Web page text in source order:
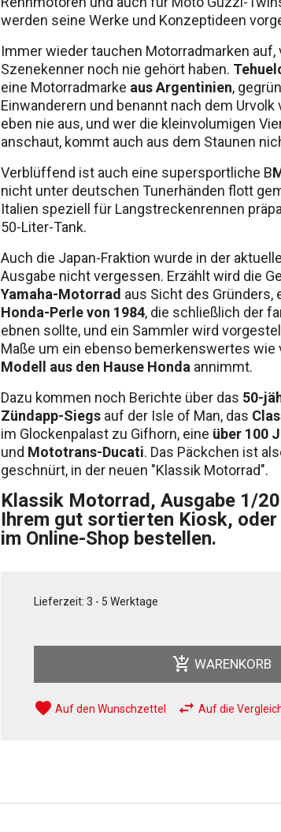
werden seine Werke und Konzeptideen
Immer wieder tauchen Motorradmarken
Szenekenner noch nie gehört haben.
eine Motorradmarke aus Argentinien,
Einwanderern und benannt nach dem Urvolk
eben nie aus, und wer die kleinvolumigen
anschaut, kommt auch aus dem Staunen
Verblüffend ist auch eine supersportliche B
nicht unter deutschen Tunerhänden flott
Italien speziell für Langstreckenrennen
50-Liter-Tank.
Auch die Japan-Fraktion wurde in der
Ausgabe nicht vergessen. Erzählt wird die
Yamaha-Motorrad aus Sicht des Gründers,
Honda-Perle von 1984, die schließlich der
ebnen sollte, und ein Sammler wird
Maße um ein ebenso bemerkenswertes wie
Modell aus den Hause Honda annimmt.
Dazu kommen noch Berichte über das 50-
Zündapp-Siegs auf der Isle of Man, das
im Glockenpalast zu Gifhorn, eine über 100
und Mototrans-Ducati. Das Päckchen ist
geschnürt, in der neuen "Klassik Motorrad".
Klassik Motorrad, Ausgabe 1/
Ihrem gut sortierten Kiosk,
im Online-Shop bestellen.
Lieferzeit: 3 - 5 Werktage
add_shopping_cart WARENKORB
favorite Auf den Wunschzettel swap_horiz Auf die